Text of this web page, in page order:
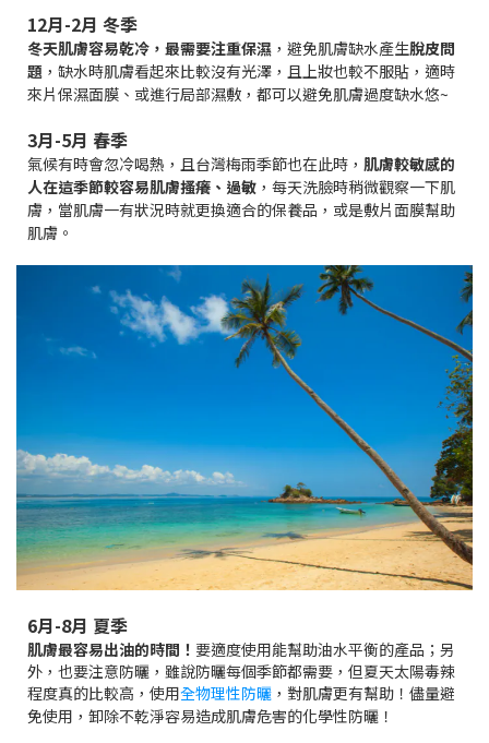
12月-2月 冬季
冬天肌膚容易乾冷，最需要注重保濕 ，避免肌膚缺水產生脫皮問
題 ，缺水時肌膚看起來比較沒有光澤，且上妝也較不服貼，適時
來片保濕面膜、或進行局部濕敷，都可以避免肌膚過度缺水悠~
3月-5月 春季
氣候有時會忽冷喝熱，且台灣梅雨季節也在此時， 肌膚較敏感的
人在這季節較容易肌膚搔癢、過敏 ，每天洗臉時稍微觀察一下肌
膚，當肌膚一有狀況時就更換適合的保養品，或是敷片面膜幫助
肌膚。
6月-8月 夏季
肌膚最容易出油的時間！ 要適度使用能幫助油水平衡的產品；另
外，也要注意防曬，雖說防曬每個季節都需要，但夏天太陽毒辣
程度真的比較高，使用全物理性防曬 ， 對肌膚更有幫助！ 儘量避
免使用，卸除不乾淨容易造成肌膚危害的化學性防曬！